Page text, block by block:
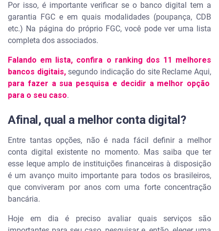
Por isso, é importante verificar se o banco digital tem a
garantia FGC e em quais modalidades (poupança, CDB
etc.) Na página do próprio FGC, você pode ver uma lista
completa dos associados.
Falando em lista, confira o ranking dos 11 melhores
bancos digitais,segundo indicação do site Reclame Aqui,
para fazer a sua pesquisa e decidir a melhor opção
para o seu caso.
Afinal, qual a melhor conta digital?
Entre tantas opções, não é nada fácil definir a melhor
conta digital existente no momento. Mas saiba que ter
esse leque amplo de instituições financeiras à disposição
é um avanço muito importante para todos os brasileiros,
que conviveram por anos com uma forte concentração
bancária.
Hoje em dia é preciso avaliar quais serviços são